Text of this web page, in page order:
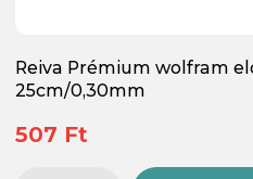
Reiva Prémium wolfram
25cm/0,30mm
507 Ft